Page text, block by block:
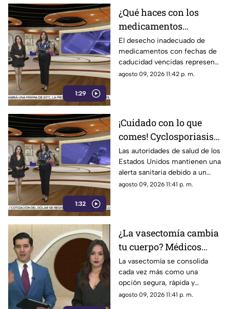
1:29
¿Qué haces con los
medicamentos
vencidos? Esta es la
forma correcta de
desecharlos sin poner
en riesgo tu salud
El desecho inadecuado de
medicamentos con fechas de
caducidad vencidas representa
un grave riesgo tanto para la
agosto 09, 2026 11:42 p. m.
1:32
¡Cuidado con lo que
comes! Cyclosporiasis
se extiende por 34
estados de EU y
Chihuahua permanece
bajo vigilancia
Las autoridades de salud de los
Estados Unidos mantienen una
alerta sanitaria debido a un
brote de ciclosporiasis que ya
Prevención de Enfermedades
agosto 09, 2026 11:41 p. m.
¿La vasectomía cambia
tu cuerpo? Médicos
aclaran qué ocurre
realmente después de
realizarse este
procedimiento
La vasectomía se consolida
cada vez más como una
opción segura, rápida y
responsable para la
agosto 09, 2026 11:41 p. m.